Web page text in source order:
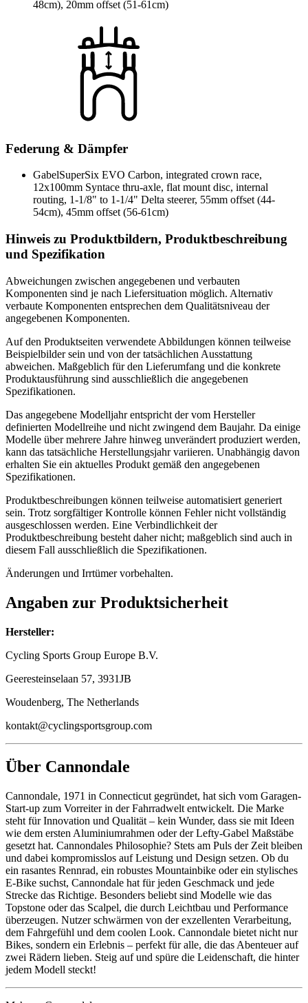
48cm), 20mm offset (51-61cm)
Federung & Dämpfer
GabelSuperSix EVO Carbon, integrated crown race,
12x100mm Syntace thru-axle, flat mount disc, internal
routing, 1-1/8" to 1-1/4" Delta steerer, 55mm offset (44-
54cm), 45mm offset (56-61cm)
Hinweis zu Produktbildern, Produktbeschreibung
und Spezifikation
Abweichungen zwischen angegebenen und verbauten
Komponenten sind je nach Liefersituation möglich. Alternativ
verbaute Komponenten entsprechen dem Qualitätsniveau der
angegebenen Komponenten.
Auf den Produktseiten verwendete Abbildungen können teilweise
Beispielbilder sein und von der tatsächlichen Ausstattung
abweichen. Maßgeblich für den Lieferumfang und die konkrete
Produktausführung sind ausschließlich die angegebenen
Spezifikationen.
Das angegebene Modelljahr entspricht der vom Hersteller
definierten Modellreihe und nicht zwingend dem Baujahr. Da einige
Modelle über mehrere Jahre hinweg unverändert produziert werden,
kann das tatsächliche Herstellungsjahr variieren. Unabhängig davon
erhalten Sie ein aktuelles Produkt gemäß den angegebenen
Spezifikationen.
Produktbeschreibungen können teilweise automatisiert generiert
sein. Trotz sorgfältiger Kontrolle können Fehler nicht vollständig
ausgeschlossen werden. Eine Verbindlichkeit der
Produktbeschreibung besteht daher nicht; maßgeblich sind auch in
diesem Fall ausschließlich die Spezifikationen.
Änderungen und Irrtümer vorbehalten.
Angaben zur Produktsicherheit
Hersteller:
Cycling Sports Group Europe B.V.
Geeresteinselaan 57, 3931JB
Woudenberg, The Netherlands
kontakt@cyclingsportsgroup.com
Über Cannondale
Cannondale, 1971 in Connecticut gegründet, hat sich vom Garagen-
Start-up zum Vorreiter in der Fahrradwelt entwickelt. Die Marke
steht für Innovation und Qualität – kein Wunder, dass sie mit Ideen
wie dem ersten Aluminiumrahmen oder der Lefty-Gabel Maßstäbe
gesetzt hat. Cannondales Philosophie? Stets am Puls der Zeit bleiben
und dabei kompromisslos auf Leistung und Design setzen. Ob du
ein rasantes Rennrad, ein robustes Mountainbike oder ein stylisches
E-Bike suchst, Cannondale hat für jeden Geschmack und jede
Strecke das Richtige. Besonders beliebt sind Modelle wie das
Topstone oder das Scalpel, die durch Leichtbau und Performance
überzeugen. Nutzer schwärmen von der exzellenten Verarbeitung,
dem Fahrgefühl und dem coolen Look. Cannondale bietet nicht nur
Bikes, sondern ein Erlebnis – perfekt für alle, die das Abenteuer auf
zwei Rädern lieben. Steig auf und spüre die Leidenschaft, die hinter
jedem Modell steckt!